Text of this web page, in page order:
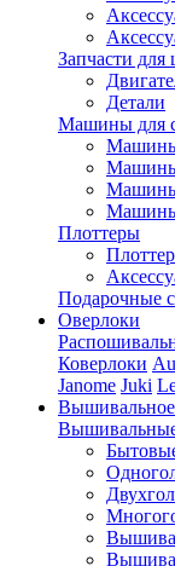
Запчасти
Детали
Машины для
Машины
Машины
Машины
Машины
Плоттеры
Подарочные
Оверлоки
Коверлоки
Janome Juki
Вышивальное